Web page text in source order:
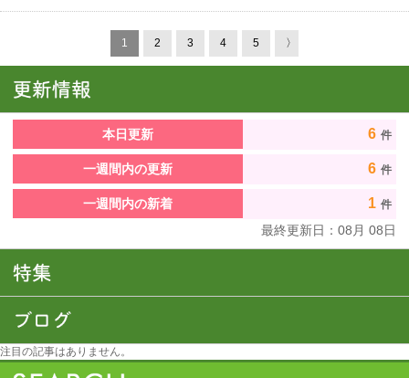
1 2 3 4 5 〉
本日更新 6 件
一週間内の更新 6 件
一週間内の新着 1 件
最終更新日： 08 月 08日
注目の記事はありません。